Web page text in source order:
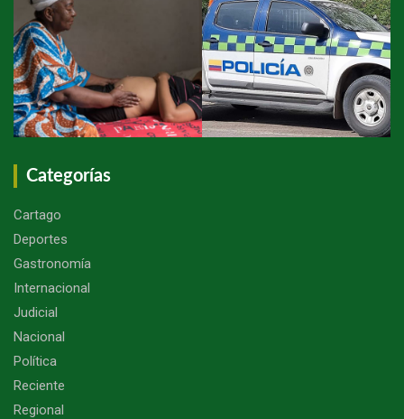
Categorías
Cartago
Deportes
Gastronomía
Internacional
Judicial
Nacional
Política
Reciente
Regional